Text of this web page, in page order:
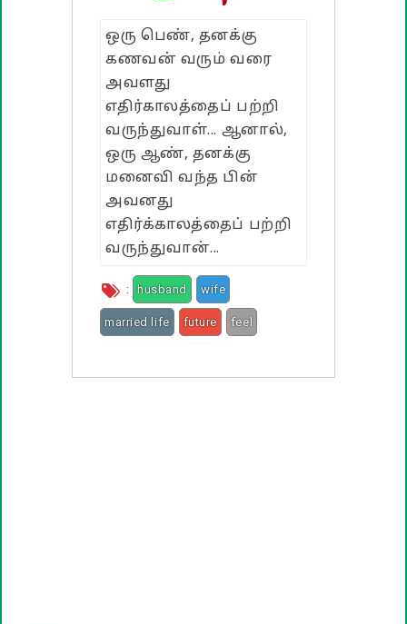
பண்டிகை வாழ்த்துக்கள்
ஒரு பெண், தனக்கு
கணவன் வரும் வரை
அவளது
எதிர்காலத்தைப் பற்றி
வருந்துவாள்... ஆனால்,
ஒரு ஆண், தனக்கு
மனைவி வந்த பின்
அவனது
எதிர்க்காலத்தைப் பற்றி
வருந்துவான்...
: husband wife
married life future feel